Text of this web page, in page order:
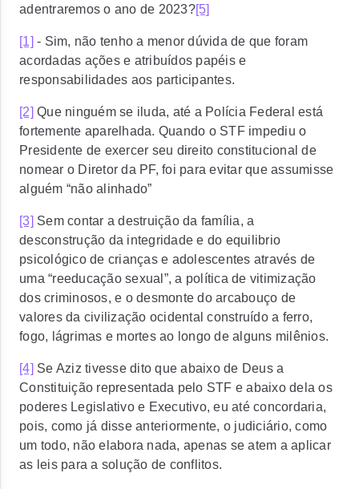
adentraremos o ano de 2023?[5]
[1] - Sim, não tenho a menor dúvida de que foram
acordadas ações e atribuídos papéis e
responsabilidades aos participantes.
[2] Que ninguém se iluda, até a Polícia Federal está
fortemente aparelhada. Quando o STF impediu o
Presidente de exercer seu direito constitucional de
nomear o Diretor da PF, foi para evitar que assumisse
alguém “não alinhado”
[3] Sem contar a destruição da família, a
desconstrução da integridade e do equilibrio
psicológico de crianças e adolescentes através de
uma “reeducação sexual”, a política de vitimização
dos criminosos, e o desmonte do arcabouço de
valores da civilização ocidental construído a ferro,
fogo, lágrimas e mortes ao longo de alguns milênios.
[4] Se Aziz tivesse dito que abaixo de Deus a
Constituição representada pelo STF e abaixo dela os
poderes Legislativo e Executivo, eu até concordaria,
pois, como já disse anteriormente, o judiciário, como
um todo, não elabora nada, apenas se atem a aplicar
as leis para a solução de conflitos.